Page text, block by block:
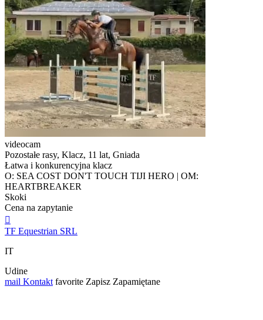
videocam
Pozostałe rasy, Klacz, 11 lat, Gniada
Łatwa i konkurencyjna klacz
O: SEA COST DON'T TOUCH TIJI HERO | OM:
HEARTBREAKER
Skoki
Cena na zapytanie

TF Equestrian SRL
IT
Udine
mail Kontakt favorite Zapisz Zapamiętane